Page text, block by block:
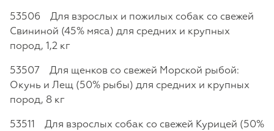
53506 Для взрослых и пожилых собак со свежей
Свининой (45% мяса) для средних и крупных
пород, 1,2 кг
53507 Для щенков со свежей Морской рыбой:
Окунь и Лещ (50% рыбы) для средних и крупных
пород, 8 кг
53511 Для взрослых собак со свежей Курицей (50%